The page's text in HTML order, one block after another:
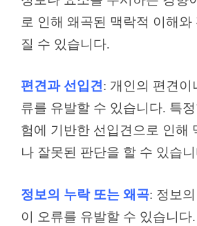
로 인해 왜곡된 맥락적 이해와
질 수 있습니다.
편견과 선입견 : 개인의 편견이
류를 유발할 수 있습니다. 특
험에 기반한 선입견으로 인해
나 잘못된 판단을 할 수 있습
정보의 누락 또는 왜곡: 정보
이 오류를 유발할 수 있습니다